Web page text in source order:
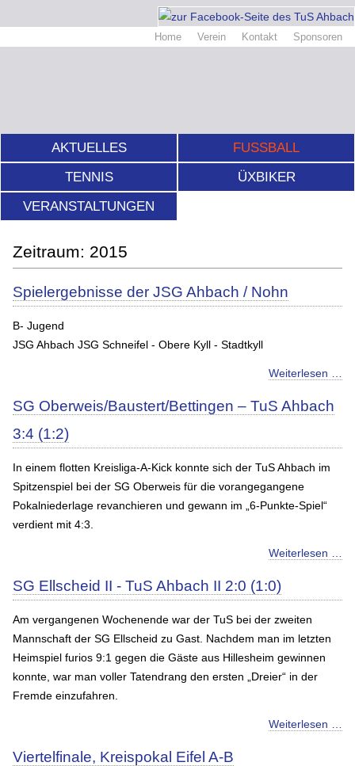
Home Verein Kontakt Sponsoren
AKTUELLES
FUSSBALL
TENNIS
ÜXBIKER
VERANSTALTUNGEN
2015
Spielergebnisse der JSG Ahbach / Nohn
B- Jugend
JSG Ahbach JSG Schneifel - Obere Kyll - Stadtkyll
Weiterlesen …
SG Oberweis/Baustert/Bettingen – TuS Ahbach
3:4 (1:2)
In einem flotten Kreisliga-A-Kick konnte sich der TuS Ahbach im
Spitzenspiel bei der SG Oberweis für die vorangegangene
Pokalniederlage revanchieren und gewann im „6-Punkte-Spiel“
verdient mit 4:3.
Weiterlesen …
SG Ellscheid II - TuS Ahbach II 2:0 (1:0)
Am vergangenen Wochenende war der TuS bei der zweiten
Mannschaft der SG Ellscheid zu Gast. Nachdem man im letzten
Heimspiel furios 9:1 gegen die Gäste aus Hillesheim gewinnen
konnte, war man voller Tatendrang den ersten „Dreier“ in der
Fremde einzufahren.
Weiterlesen …
Viertelfinale, Kreispokal Eifel A-B